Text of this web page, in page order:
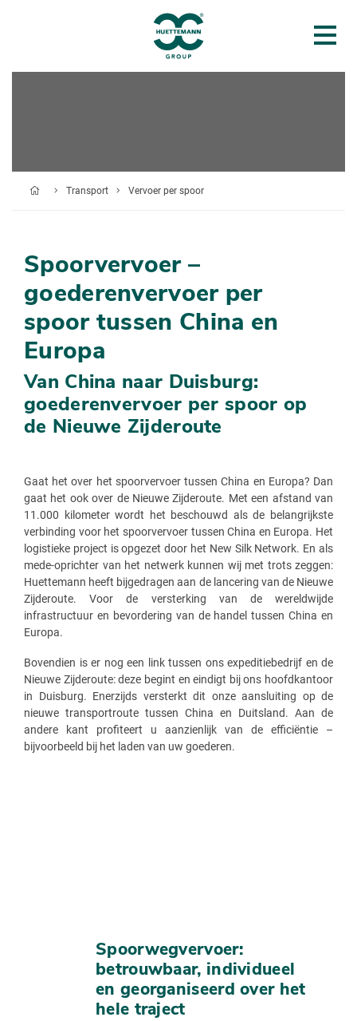
Transport Vervoer per spoor
Spoorvervoer –
goederenvervoer per
spoor tussen China en
Europa
Van China naar Duisburg:
goederenvervoer per spoor op
de Nieuwe Zijderoute
Gaat het over het spoorvervoer tussen China en Europa? Dan
gaat het ook over de Nieuwe Zijderoute. Met een afstand van
11.000 kilometer wordt het beschouwd als de belangrijkste
verbinding voor het spoorvervoer tussen China en Europa. Het
logistieke project is opgezet door het New Silk Network. En als
mede-oprichter van het netwerk kunnen wij met trots zeggen:
Huettemann heeft bijgedragen aan de lancering van de Nieuwe
Zijderoute. Voor de versterking van de wereldwijde
infrastructuur en bevordering van de handel tussen China en
Europa.
Bovendien is er nog een link tussen ons expeditiebedrijf en de
Nieuwe Zijderoute: deze begint en eindigt bij ons hoofdkantoor
in Duisburg. Enerzijds versterkt dit onze aansluiting op de
nieuwe transportroute tussen China en Duitsland. Aan de
andere kant profiteert u aanzienlijk van de efficiëntie –
bijvoorbeeld bij het laden van uw goederen.
Spoorwegvervoer:
betrouwbaar, individueel
en georganiseerd over het
hele traject